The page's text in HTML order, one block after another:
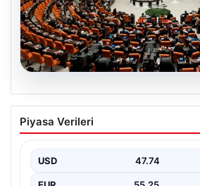
07.08.2026
TBMM’de “Terörsüz
Tartışması: İYİ Parti’nin
Türkiye Büyük Millet Meclisi Genel
Piyasa Verileri
USD 47.74